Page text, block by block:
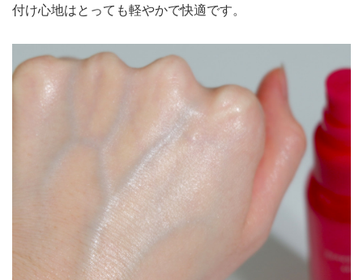
付け心地はとっても軽やかで快適です。